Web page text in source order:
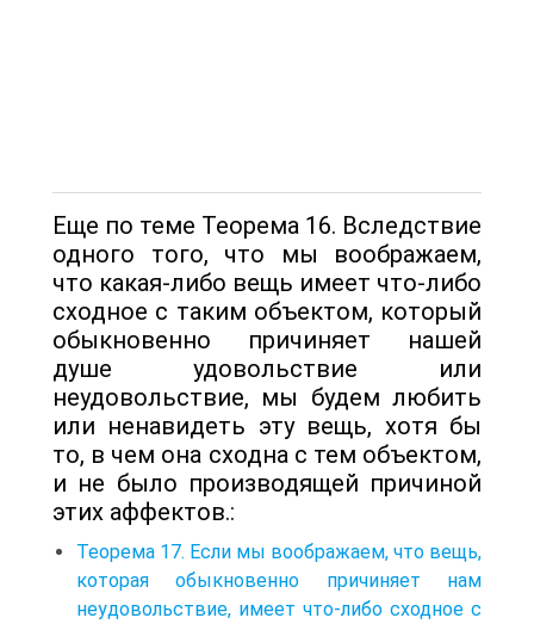
Еще по теме Теорема 16. Вследствие
одного того, что мы воображаем,
что какая-либо вещь имеет что-либо
сходное с таким объектом, который
обыкновенно причиняет нашей
душе удовольствие или
неудовольствие, мы будем любить
или ненавидеть эту вещь, хотя бы
то, в чем она сходна с тем объектом,
и не было производящей причиной
этих аффектов.:
Теорема 17. Если мы воображаем, что вещь,
которая обыкновенно причиняет нам
неудовольствие, имеет что-либо сходное с